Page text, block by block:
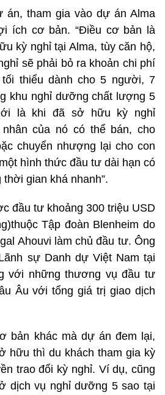
án, tham gia vào dự án Alma
ích cơ bản. “Điều cơ bản là
kỳ nghỉ tại Alma, tùy căn hộ,
sẽ phải bỏ ra khoản chi phí
thiểu dành cho 5 người, 7
khu nghỉ dưỡng chất lượng 5
là khi đã sở hữu kỳ nghỉ
của nó có thể bán, cho
chuyển nhượng lại cho con
hình thức đầu tư dài hạn có
gian khá nhanh”.
đầu tư khoảng 300 triệu USD
Tập đoàn Blenheim do
Ahouvi làm chủ đầu tư. Ông
sự Danh dự Việt Nam tại
với những thương vụ đầu tư
Âu với tổng giá trị giao dịch
bản khác mà dự án đem lại,
hữu thì du khách tham gia kỳ
trao đổi kỳ nghỉ. Ví dụ, cũng
dịch vụ nghỉ dưỡng 5 sao tại